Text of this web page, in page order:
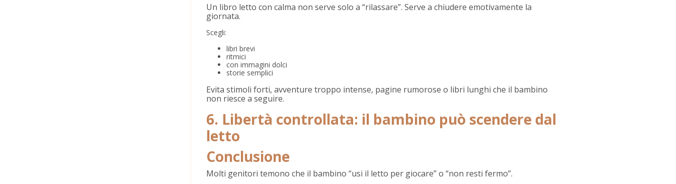
Un libro letto con calma non serve solo a “rilassare”. Serve a chiudere emotivamente la
giornata.
Scegli:
libri brevi
ritmici
con immagini dolci
storie semplici
Evita stimoli forti, avventure troppo intense, pagine rumorose o libri lunghi che il bambino
non riesce a seguire.
6. Libertà controllata: il bambino può scendere dal
letto
Conclusione
Molti genitori temono che il bambino “usi il letto per giocare” o “non resti fermo”.